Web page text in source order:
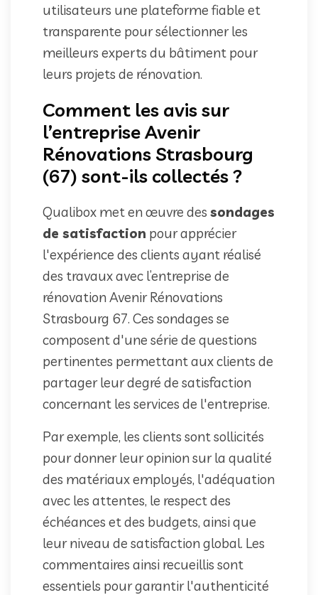
utilisateurs une plateforme fiable et
transparente pour sélectionner les
meilleurs experts du bâtiment pour
leurs projets de rénovation.
Comment les avis sur
l’entreprise Avenir
Rénovations Strasbourg
(67) sont-ils collectés ?
Qualibox met en œuvre des sondages
de satisfaction pour apprécier
l'expérience des clients ayant réalisé
des travaux avec l’entreprise de
rénovation Avenir Rénovations
Strasbourg 67. Ces sondages se
composent d'une série de questions
pertinentes permettant aux clients de
partager leur degré de satisfaction
concernant les services de l'entreprise.
Par exemple, les clients sont sollicités
pour donner leur opinion sur la qualité
des matériaux employés, l'adéquation
avec les attentes, le respect des
échéances et des budgets, ainsi que
leur niveau de satisfaction global. Les
commentaires ainsi recueillis sont
essentiels pour garantir l'authenticité